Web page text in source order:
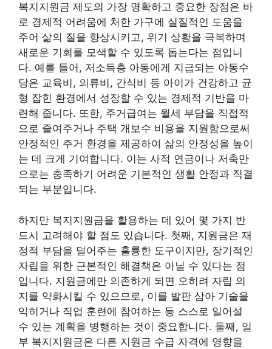
복지지원금 제도의 가장 명확하고 중요한 장점은 바
로 경제적 어려움에 처한 가구에 실질적인 도움을
주어 삶의 질을 향상시키고, 위기 상황을 극복하며
새로운 기회를 모색할 수 있도록 돕는다는 점입니
다. 예를 들어, 저소득층 아동에게 지급되는 아동수
당은 교육비, 의류비, 간식비 등 아이가 건강하고 균
형 잡힌 환경에서 성장할 수 있는 경제적 기반을 마
련해 줍니다. 또한, 주거급여는 월세 부담을 직접적
으로 줄여주거나 주택 개보수 비용을 지원함으로써
안정적인 주거 환경을 제공하여 삶의 안정성을 높이
는 데 크게 기여합니다. 이는 사적 연금이나 저축만
으로는 충족하기 어려운 기본적인 생활 안정과 직결
되는 부분입니다.
하지만 복지지원금을 활용하는 데 있어 몇 가지 반
드시 고려해야 할 점도 있습니다. 첫째, 지원금은 재
정적 부담을 덜어주는 훌륭한 도구이지만, 장기적인
자립을 위한 근본적인 해결책은 아닐 수 있다는 점
입니다. 지원금에만 의존하게 되면 오히려 자립 의
지를 약화시킬 수 있으므로, 이를 발판 삼아 기술을
익히거나 직업 훈련에 참여하는 등 스스로 일어설
수 있는 계획을 병행하는 것이 중요합니다. 둘째, 일
부 복지지원금은 다른 지원금 수급 자격에 영향을